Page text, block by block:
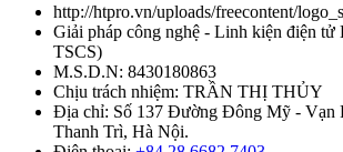
http://htpro.vn/uploads/freecontent/
Giải pháp công nghệ - Linh kiện điện tử
TSCS)
M.S.D.N: 8430180863
Chịu trách nhiệm: TRẦN THỊ THỦY
Địa chỉ: Số 137 Đường Đông Mỹ - Vạn
Thanh Trì, Hà Nội.